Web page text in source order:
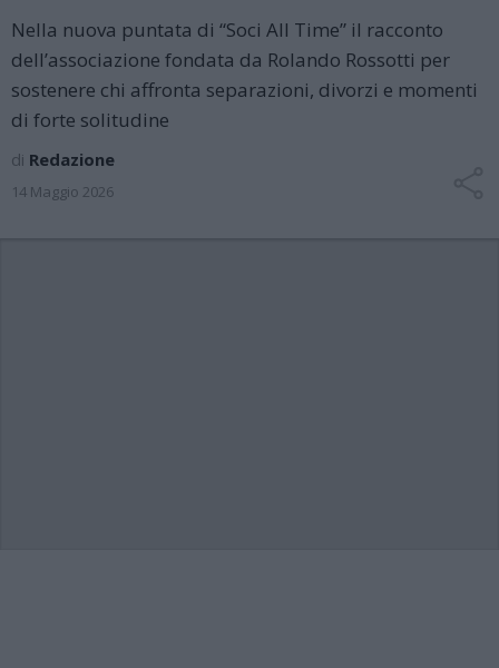
Nella nuova puntata di “Soci All Time” il racconto
dell’associazione fondata da Rolando Rossotti per
sostenere chi affronta separazioni, divorzi e momenti
di forte solitudine
di Redazione
14 Maggio 2026